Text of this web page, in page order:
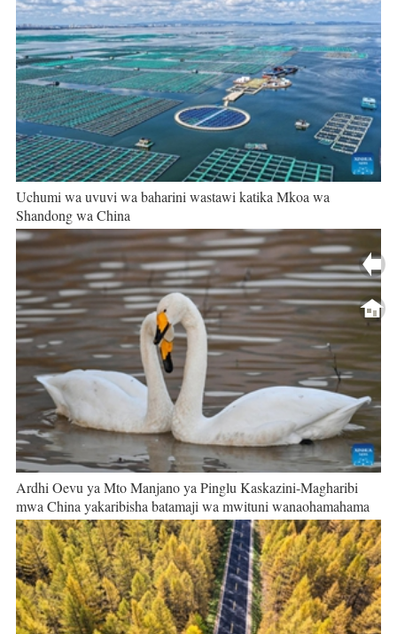
Uchumi wa uvuvi wa baharini wastawi katika Mkoa wa
Shandong wa China
Ardhi Oevu ya Mto Manjano ya Pinglu Kaskazini-Magharibi
mwa China yakaribisha batamaji wa mwituni wanaohamahama